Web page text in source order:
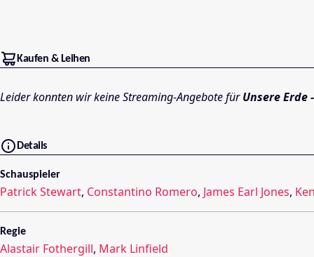
Kaufen & Leihen
Leider konnten wir keine Streaming-Angebote fürUnsere Erde
Details
Schauspieler
Patrick Stewart, Constantino Romero, James Earl Jones,
Regie
Alastair Fothergill, Mark Linfield